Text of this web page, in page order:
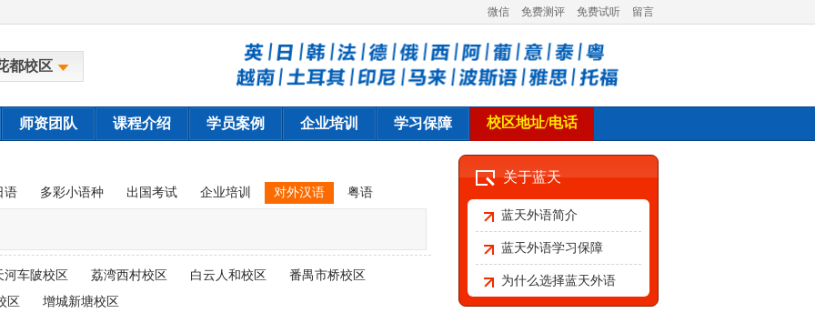
微信 免费测评 免费试听 留言
都校区
师资团队 课程介绍 学员案例 企业培训 学习保障 校区地址/电话
语 多彩小语种 出国考试 企业培训 对外汉语 粤语
河车陂校区 荔湾西村校区 白云人和校区
番禺市桥校区
区 增城新塘校区
关于蓝天
蓝天外语简介
蓝天外语学习保障
为什么选择蓝天外语